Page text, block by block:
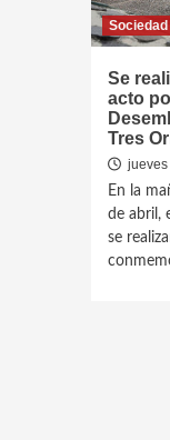
Sociedad
Se
acto
Tres
En la
de abril,
se